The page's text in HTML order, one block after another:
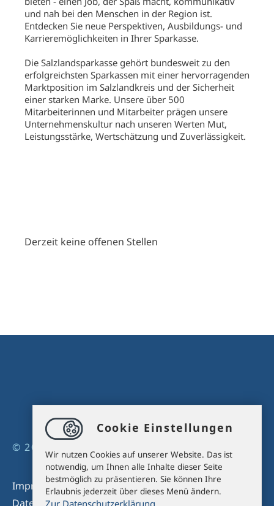
und nah bei den Menschen in der Region ist.
Entdecken Sie neue Perspektiven, Ausbildungs- und
Karrieremöglichkeiten in Ihrer Sparkasse.
Die Salzlandsparkasse gehört bundesweit zu den
erfolgreichsten Sparkassen mit einer hervorragenden
Marktposition im Salzlandkreis und der Sicherheit
einer starken Marke. Unsere über 500
Mitarbeiterinnen und Mitarbeiter prägen unsere
Unternehmenskultur nach unseren Werten Mut,
Leistungsstärke, Wertschätzung und Zuverlässigkeit.
Derzeit keine offenen Stellen
© 2026 DAHEIMSEIN
Impressum
Datenschutz
Cookie Einstellungen
Wir nutzen Cookies auf unserer Website. Das ist
notwendig, um Ihnen alle Inhalte dieser Seite
bestmöglich zu präsentieren. Sie können Ihre
Erlaubnis jederzeit über dieses Menü ändern.
Zur Datenschutzerklärung